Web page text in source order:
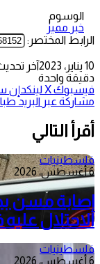
الوسوم
خبر مميز
الرابط المختصر:
10 يناير، 2023
آخر تحديث: 10 يناير،
دقيقة واحدة
فيسبوك‫Xلينكدإن
مشاركة عبر البريد
أقرأ التالي
فلسطينيات
6 أغسطس، 2026
إصابة مسن
الاحتلال
فلسطينيات
6 أغسطس، 2026